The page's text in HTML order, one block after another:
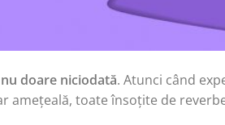
doare niciodată. Atunci când
amețeală, toate însoțite de